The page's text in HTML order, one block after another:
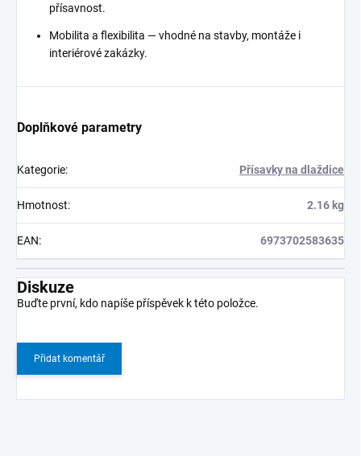
přísavnost.
Mobilita a flexibilita — vhodné na stavby, montáže i
interiérové zakázky.
Doplňkové parametry
Kategorie: Přísavky na dlaždice
Hmotnost: 2.16 kg
EAN: 6973702583635
Diskuze
Buďte první, kdo napíše příspěvek k této položce.
Přidat komentář